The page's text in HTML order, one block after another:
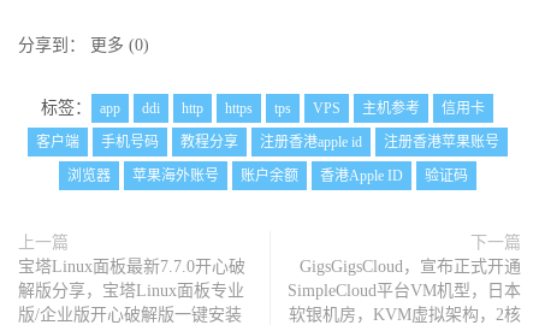
分享到： 更多 (0)
标签： app ddi http https tps VPS 主机参考
信用卡
客户端
手机号码 教程分享 注册香港apple id
注册香港苹果账号
浏览器
苹果海外账号 账户余额 香港Apple ID 验证码
上一篇
宝塔Linux面板最新7.7.0开心破
解版分享，宝塔Linux面板专业
版/企业版开心破解版一键安装
下一篇
GigsGigsCloud，宣布正式开通
SimpleCloud平台VM机型，日本
软银机房，KVM虚拟架构，2核